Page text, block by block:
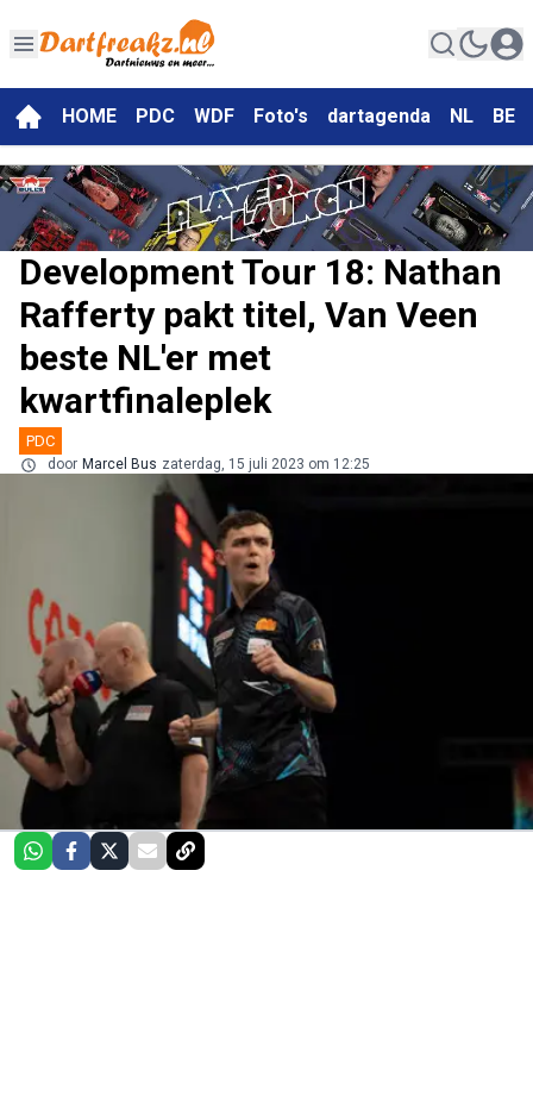
HOME PDC WDF Foto's dartagenda NL BE
Development Tour 18: Nathan
Rafferty pakt titel, Van Veen
beste NL'er met
kwartfinaleplek
PDC
door Marcel Bus zaterdag, 15 juli 2023 om 12:25